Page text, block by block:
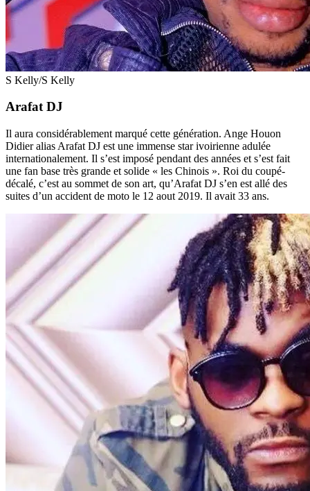
S Kelly/S Kelly
Arafat DJ
Il aura considérablement marqué cette génération. Ange Houon
Didier alias Arafat DJ est une immense star ivoirienne adulée
internationalement. Il s’est imposé pendant des années et s’est fait
une fan base très grande et solide « les Chinois ». Roi du coupé-
décalé, c’est au sommet de son art, qu’Arafat DJ s’en est allé des
suites d’un accident de moto le 12 aout 2019. Il avait 33 ans.